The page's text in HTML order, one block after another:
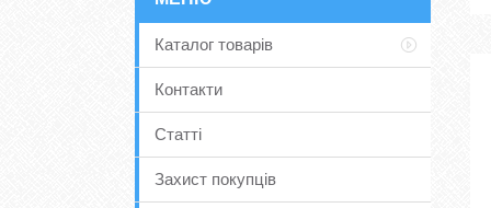
Каталог товарів
Контакти
Статті
Захист покупців